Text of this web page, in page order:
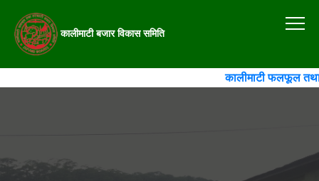
कालीमाटी बजार विकास समिति
कालीमाटी फलफूल तथा